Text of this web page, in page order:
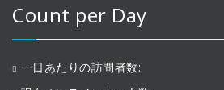
Count per Day
一日あたりの訪問者数: